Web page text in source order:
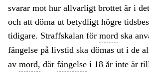
svarar mot hur allvarligt brottet är i
och att döma ut betydligt högre
tidigare. Straffskalan för mord ska
fängelse på livstid ska dömas ut i de
av mord, där fängelse i 18 år inte är